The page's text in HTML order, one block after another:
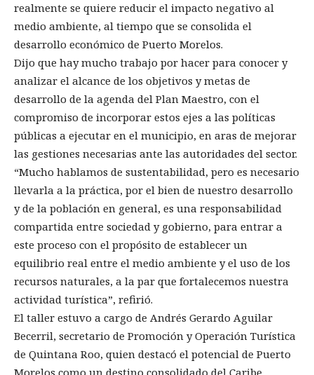
realmente se quiere reducir el impacto negativo al
medio ambiente, al tiempo que se consolida el
desarrollo económico de Puerto Morelos.
Dijo que hay mucho trabajo por hacer para conocer y
analizar el alcance de los objetivos y metas de
desarrollo de la agenda del Plan Maestro, con el
compromiso de incorporar estos ejes a las políticas
públicas a ejecutar en el municipio, en aras de mejorar
las gestiones necesarias ante las autoridades del sector.
“Mucho hablamos de sustentabilidad, pero es necesario
llevarla a la práctica, por el bien de nuestro desarrollo
y de la población en general, es una responsabilidad
compartida entre sociedad y gobierno, para entrar a
este proceso con el propósito de establecer un
equilibrio real entre el medio ambiente y el uso de los
recursos naturales, a la par que fortalecemos nuestra
actividad turística”, refirió.
El taller estuvo a cargo de Andrés Gerardo Aguilar
Becerril, secretario de Promoción y Operación Turística
de Quintana Roo, quien destacó el potencial de Puerto